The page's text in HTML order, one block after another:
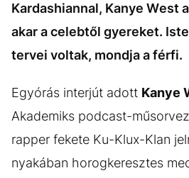
Kardashiannal, Kanye West
akar a celebtől gyereket.
tervei voltak, mondja a férfi.
Egyórás interjút adott Kanye
Akademiks podcast-
rapper fekete Ku-Klux-Klan
nyakában horogkeresztes